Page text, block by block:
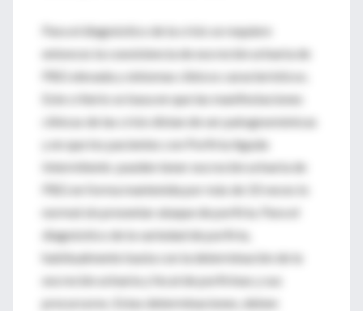
Para el diagnóstico de la crisis se requiere
entonces la coexistencia de excreción urinaria de
PBG elevada y síntomas clínicos característicos.
Este criterio se basa en que las manifestaciones
clínicas de las crisis distan de ser patognomónicas
y en que los pacientes con Porfiria Aguda
Intermitente pueden tener excreción urinaria de
PBG en forma mantenida por más de 10 veces lo
normal sin presentar ataque de porfiria. Para el
diagnóstico de la variedad de porfiria,
habitualmente basta con la determinación de la
excreción urinaria y fecal de porfirinas y sus
precursores. Estas determinaciones, deben